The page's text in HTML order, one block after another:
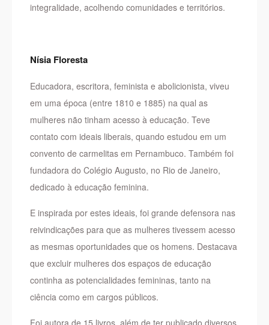
integralidade, acolhendo comunidades e territórios.
Nísia Floresta
Educadora, escritora, feminista e abolicionista, viveu
em uma época (entre 1810 e 1885) na qual as
mulheres não tinham acesso à educação. Teve
contato com ideais liberais, quando estudou em um
convento de carmelitas em Pernambuco. Também foi
fundadora do Colégio Augusto, no Rio de Janeiro,
dedicado à educação feminina.
E inspirada por estes ideais, foi grande defensora nas
reivindicações para que as mulheres tivessem acesso
as mesmas oportunidades que os homens. Destacava
que excluir mulheres dos espaços de educação
continha as potencialidades femininas, tanto na
ciência como em cargos públicos.
Foi autora de 15 livros, além de ter publicado diversos